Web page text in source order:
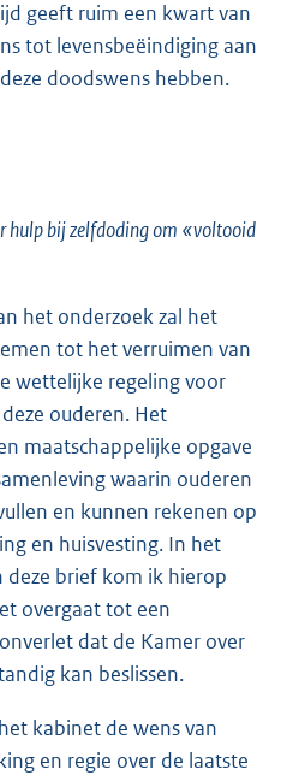
geeft ruim een kwart van
tot levensbeëindiging aan
doodswens hebben.
hulp bij zelfdoding om «voltooid
het onderzoek zal het
tot het verruimen van
wettelijke regeling voor
ouderen. Het
maatschappelijke opgave
waarin ouderen
en kunnen rekenen op
en huisvesting. In het
brief kom ik hierop
overgaat tot een
dat de Kamer over
kan beslissen.
kabinet de wens van
en regie over de laatste